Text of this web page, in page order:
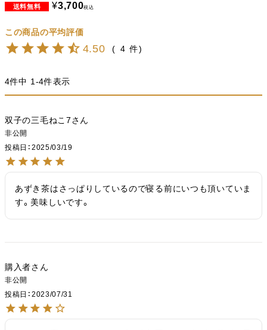
¥3,700税込
4.50 4
4件中 1-4件表示
双子の三毛ねこ7
非公開
投稿日
2025/03/19
あずき茶はさっぱりしているので寝る前にいつも頂いていま
す。美味しいです。
購入者
非公開
投稿日
2023/07/31